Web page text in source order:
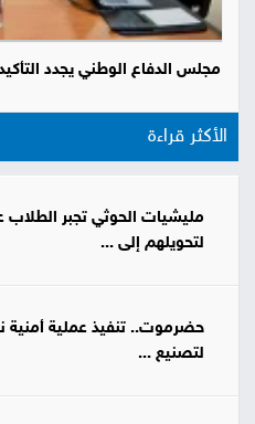
مجلس الدفاع الوطني يجدد
الأكثر قراءة
مليشيات الحوثي تجبر الطلاب
لتحويلهم إلى ...
حضرموت.. تنفيذ عملية أمنية
لتصنيع ...